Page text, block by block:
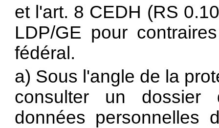
et l'art. 8 CEDH (RS
LDP/GE pour
fédéral.
a) Sous l'angle de la
consulter un dossier
données personnelles